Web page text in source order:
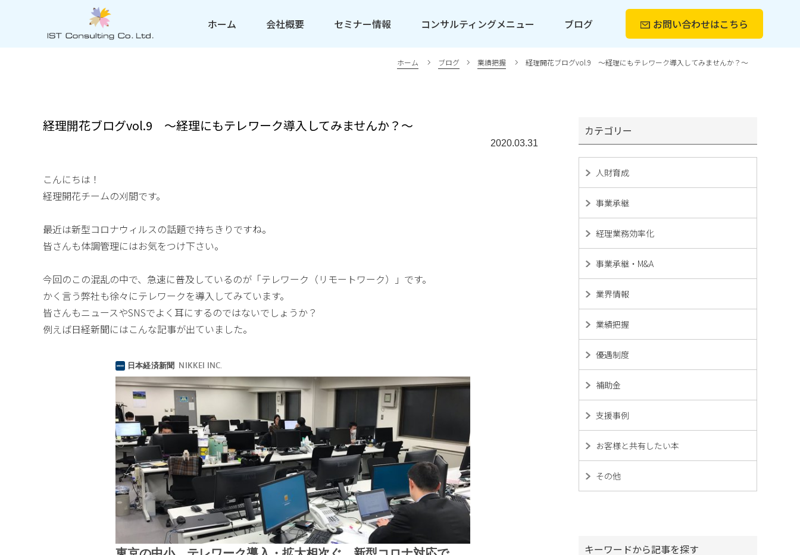
ホーム 会社概要 セミナー情報 コンサルティングメニュー ブログ お問い合わせはこちら
ホーム ブログ 業績把握 経理開花ブログvol.9 ～経理にもテレワーク導入してみませんか？～
経理開花ブログvol.9 ～経理にもテレワーク導入してみませんか？～
2020.03.31
こんにちは！
経理開花チームの刈間です。
最近は新型コロナウィルスの話題で持ちきりですね。
皆さんも体調管理にはお気をつけ下さい。
今回のこの混乱の中で、急速に普及しているのが「テレワーク（リモートワーク）」です。
かく言う弊社も徐々にテレワークを導入してみています。
皆さんもニュースやSNSでよく耳にするのではないでしょうか？
例えば日経新聞にはこんな記事が出ていました。
カテゴリー
人財育成
事業承継
経理業務効率化
事業承継・M&A
業界情報
業績把握
優遇制度
補助金
支援事例
お客様と共有したい本
その他
キーワードから記事を探す